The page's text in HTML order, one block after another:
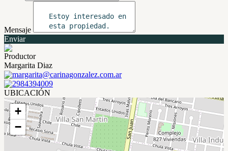
Mensaje
Enviar
Productor
Margarita Diaz
margarita@carinagonzalez.com.ar
2984394009
UBICACIÓN
+
−